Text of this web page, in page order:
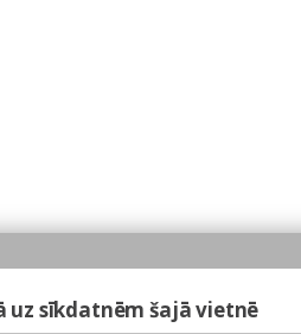
uz sīkdatnēm šajā vietnē